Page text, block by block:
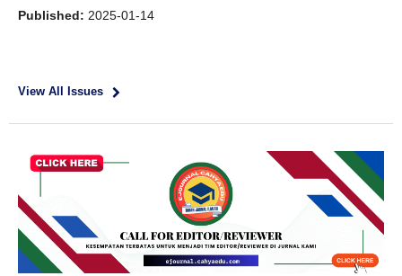
Published: 2025-01-14
View All Issues